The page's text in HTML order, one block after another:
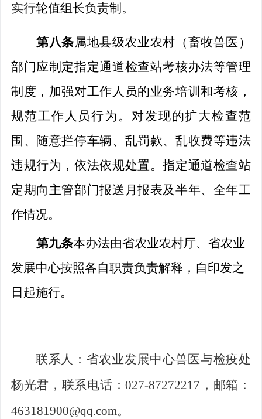
实行轮值组长负责制。
第八条属地县级农业农村（畜牧兽医）
部门应制定指定通道检查站考核办法等管理
制度，加强对工作人员的业务培训和考核，
规范工作人员行为。对发现的扩大检查范
围、随意拦停车辆、乱罚款、乱收费等违法
违规行为，依法依规处置。指定通道检查站
定期向主管部门报送月报表及半年、全年工
作情况。
第九条本办法由省农业农村厅、省农业
发展中心按照各自职责负责解释，自印发之
日起施行。
联系人：省农业发展中心兽医与检疫处
杨光君，联系电话：027-87272217，邮箱：
463181900@qq.com。